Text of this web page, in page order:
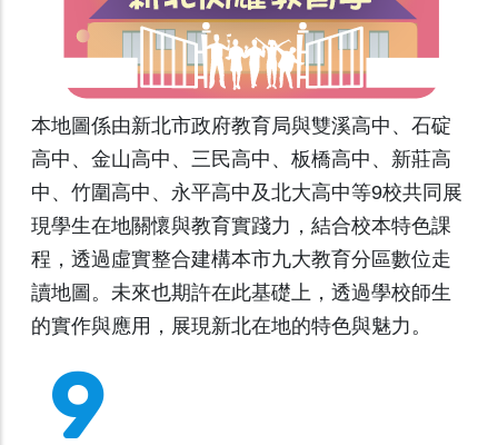
本地圖係由新北市政府教育局與雙溪高中、石碇
高中、金山高中、三民高中、板橋高中、新莊高
中、竹圍高中、永平高中及北大高中等9校共同展
現學生在地關懷與教育實踐力，結合校本特色課
程，透過虛實整合建構本市九大教育分區數位走
讀地圖。未來也期許在此基礎上，透過學校師生
的實作與應用，展現新北在地的特色與魅力。
9